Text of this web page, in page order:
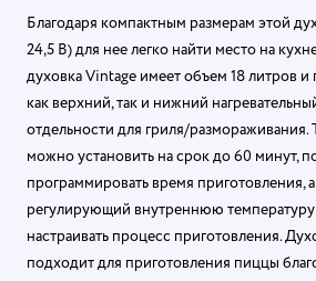
Благодаря компактным размерам этой
24,5 В) для нее легко найти место на
духовка Vintage имеет объем 18 литров и
как верхний, так и нижний
отдельности для гриля/размораживания.
можно установить на срок до 60 минут,
программировать время приготовления, а
регулирующий внутреннюю температуру
настраивать процесс приготовления.
подходит для приготовления пиццы